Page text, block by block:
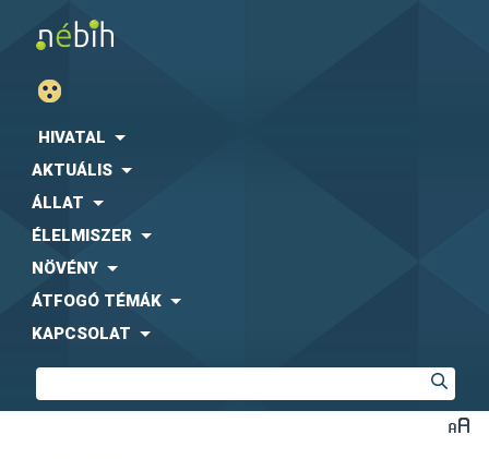
HIVATAL
AKTUÁLIS
ÁLLAT
ÉLELMISZER
NÖVÉNY
ÁTFOGÓ TÉMÁK
KAPCSOLAT